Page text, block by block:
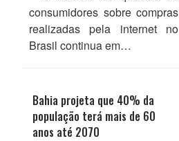
consumidores sobre compras
realizadas pela internet no
Brasil continua em…
Bahia projeta que 40% da
população terá mais de 60
anos até 2070